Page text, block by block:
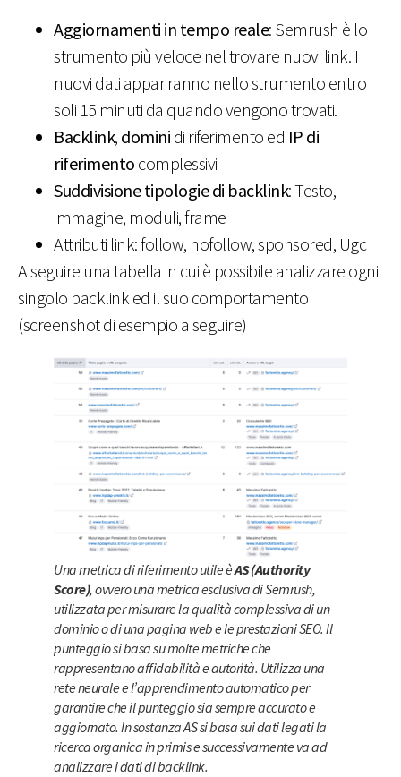
Aggiornamenti in tempo reale: Semrush è lo
strumento più veloce nel trovare nuovi link. I
nuovi dati appariranno nello strumento entro
soli 15 minuti da quando vengono trovati.
Backlink, domini di riferimento ed IP di
riferimento complessivi
Suddivisione tipologie di backlink: Testo,
immagine, moduli, frame
Attributi link: follow, nofollow, sponsored, Ugc
A seguire una tabella in cui è possibile analizzare ogni
singolo backlink ed il suo comportamento
(screenshot di esempio a seguire)
Una metrica di riferimento utile èAS (Authority
Score), ovvero una metrica esclusiva di Semrush,
utilizzata per misurare la qualità complessiva di un
dominio o di una pagina web e le prestazioni SEO. Il
punteggio si basa su molte metriche che
rappresentano affidabilità e autorità. Utilizza una
rete neurale e l’apprendimento automatico per
garantire che il punteggio sia sempre accurato e
aggiornato. In sostanza AS si basa sui dati legati la
ricerca organica in primis e successivamente va ad
analizzare i dati di backlink.